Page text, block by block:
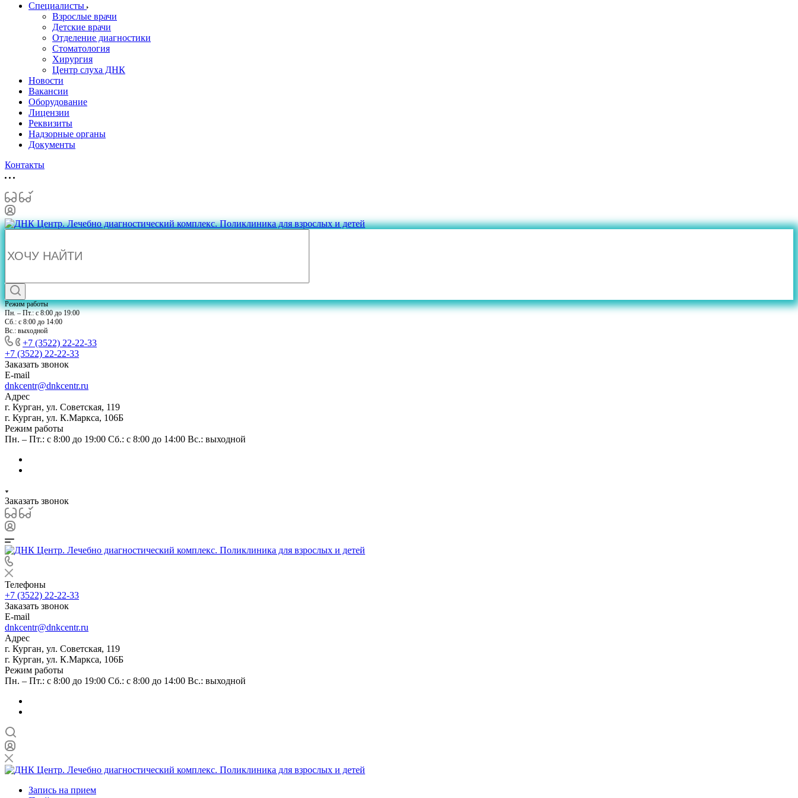
Специалисты
Взрослые врачи
Детские врачи
Отделение диагностики
Стоматология
Хирургия
Центр слуха ДНК
Новости
Вакансии
Оборудование
Лицензии
Реквизиты
Надзорные органы
Документы
Контакты
Режим работы
Пн. – Пт.: с 8:00 до 19:00
Сб.: с 8:00 до 14:00
Вс.: выходной
+7 (3522) 22-22-33
+7 (3522) 22-22-33
Заказать звонок
E-mail
dnkcentr@dnkcentr.ru
Адрес
г. Курган, ул. Советская, 119
г. Курган, ул. К.Маркса, 106Б
Режим работы
Пн. – Пт.: с 8:00 до 19:00 Сб.: с 8:00 до 14:00 Вс.: выходной
Заказать звонок
Телефоны
+7 (3522) 22-22-33
Заказать звонок
E-mail
dnkcentr@dnkcentr.ru
Адрес
г. Курган, ул. Советская, 119
г. Курган, ул. К.Маркса, 106Б
Режим работы
Пн. – Пт.: с 8:00 до 19:00 Сб.: с 8:00 до 14:00 Вс.: выходной
Запись на прием